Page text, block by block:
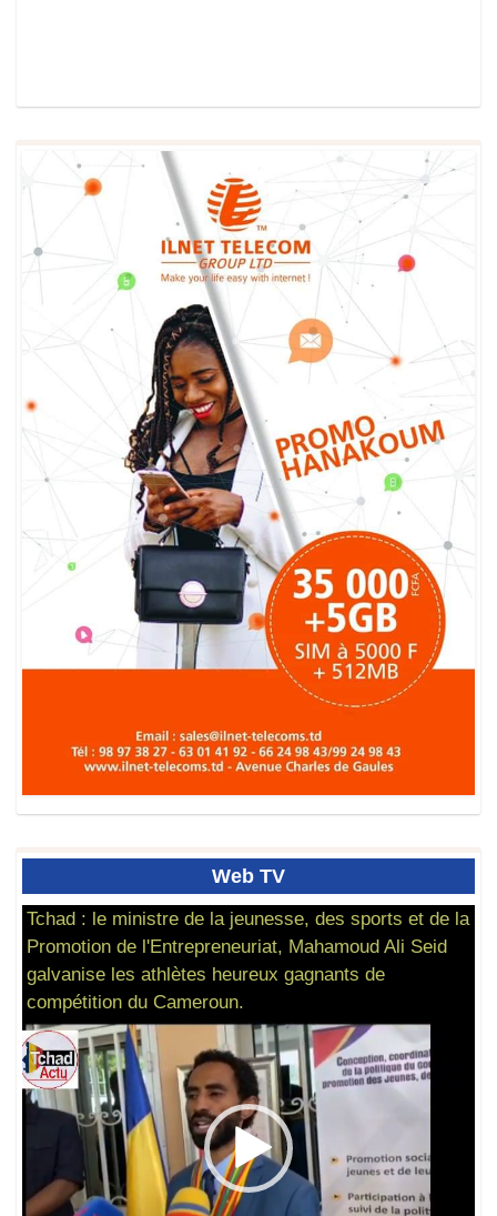
Web TV
Tchad : le ministre de la jeunesse, des sports et de la
Promotion de l'Entrepreneuriat, Mahamoud Ali Seid
galvanise les athlètes heureux gagnants de
compétition du Cameroun.